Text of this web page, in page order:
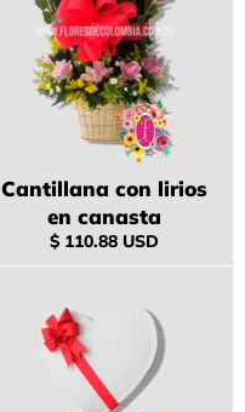
Cantillana con lirios
en canasta
Precio
habitual
$ 110.88 USD